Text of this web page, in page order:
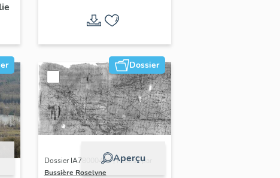
Dossier
Aperçu
Dossier IA78000496 | Réalisé par
Bussière Roselyne